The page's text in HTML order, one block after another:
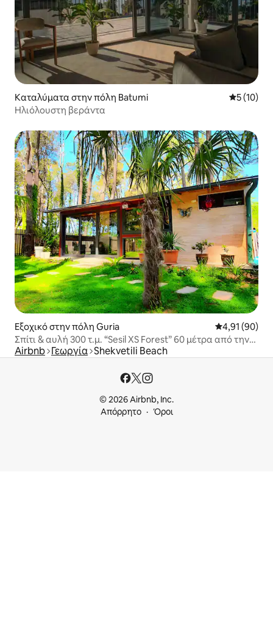
Καταλύματα στην πόλη Batumi Μέση
5 (10)
Ηλιόλουστη βεράντα
Εξοχικό στην πόλη Guria Μέση
4,91 (90)
Σπίτι & αυλή 300 τ.μ. “Sesil XS Forest” 60 μέτρα από την
παραλία.
Airbnb Γεωργία Shekvetili Beach
© 2026 Airbnb, Inc.
Απόρρητο
Όροι